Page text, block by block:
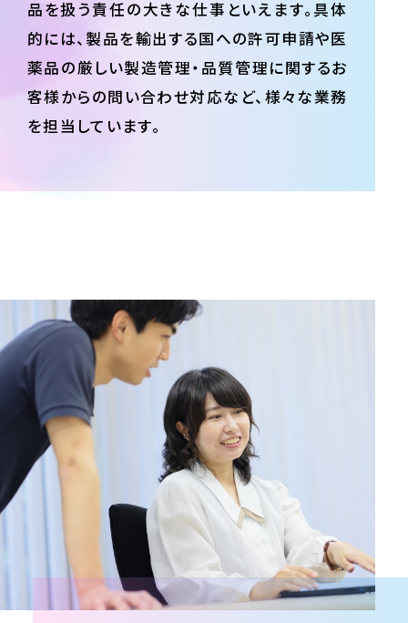
品を扱う責任の大きな仕事といえます。具体
的には、製品を輸出する国への許可申請や医
薬品の厳しい製造管理・品質管理に関するお
客様からの問い合わせ対応など、様々な業務
を担当しています。